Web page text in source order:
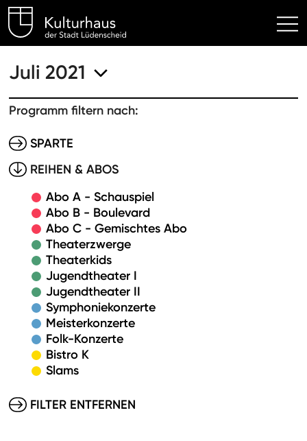
Kulturhaus Lüdenscheid
Juli 2021
Programm filtern nach:
SPARTE
REIHEN & ABOS
Abo A - Schauspiel
Abo B - Boulevard
Abo C - Gemischtes Abo
Theaterzwerge
Theaterkids
Jugendtheater I
Jugendtheater II
Symphoniekonzerte
Meisterkonzerte
Folk-Konzerte
Bistro K
Slams
FILTER ENTFERNEN